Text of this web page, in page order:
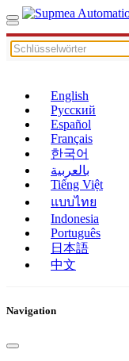
English
Русский
Español
Français
한국어
بالعربية
Tiếng Việt
แบบไทย
Indonesia
Português
日本語
中文
Navigation